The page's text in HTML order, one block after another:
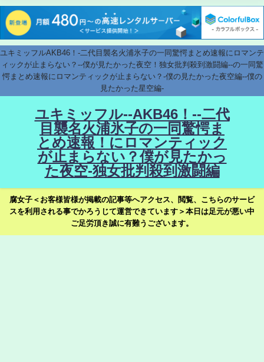
ユキミッフルAKB46！-二代目襲名火浦氷子の一同驚愕まとめ速報にロマンテ
ィックが止まらない？--僕が見たかった夜空！独女批判殺到激闘編--の一同驚
愕まとめ速報にロマンティックが止まらない？-僕の見たかった夜空編--僕の
見たかった星空編-
ユキミッフル--AKB46！--二代
目襲名火浦氷子の一同驚愕ま
とめ速報！にロマンティック
が止まらない？僕が見たかっ
た夜空-独女批判殺到激闘編
腐女子＜お客様皆様が掲載の記事等へアクセス、閲覧、こちらのサービ
スを利用される事でかろうじて運営できています＞本日は足元が悪い中
ご足労頂き誠に有難うございます。